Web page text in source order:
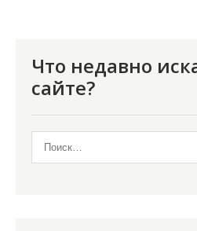
Что недавно
сайте?